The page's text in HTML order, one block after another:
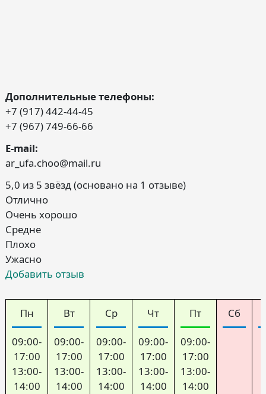
Дополнительные телефоны:
+7 (917) 442-44-45
+7 (967) 749-66-66
E-mail:
ar_ufa.choo@mail.ru
5,0 из 5 звёзд (основано на 1 отзыве)
Отлично
Очень хорошо
Средне
Плохо
Ужасно
Добавить отзыв
Пн
09:00-
17:00
13:00-
14:00
Вт
09:00-
17:00
13:00-
14:00
Ср
09:00-
17:00
13:00-
14:00
Чт
09:00-
17:00
13:00-
14:00
Пт
09:00-
17:00
13:00-
14:00
Сб